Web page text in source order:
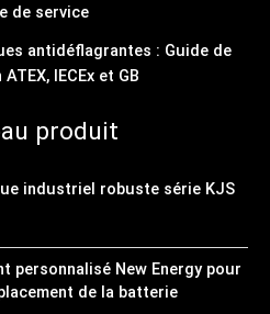
de service
antidéflagrantes : Guide de
IECEx et GB
produit
industriel robuste série KJS
personnalisé New Energy pour
de la batterie